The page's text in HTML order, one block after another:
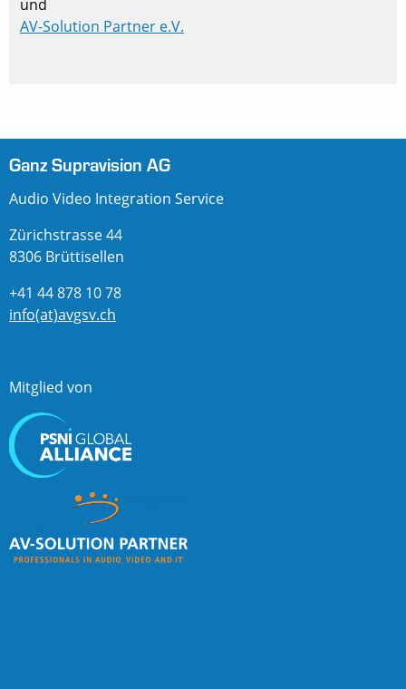
und
AV-Solution Partner e.V.
Ganz Supravision AG
Audio Video Integration Service
Zürichstrasse 44
8306 Brüttisellen
+41 44 878 10 78
info(at)avgsv.ch
Mitglied von